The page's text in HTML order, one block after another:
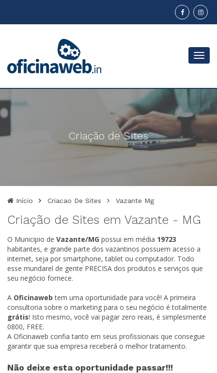
Menu
Criação de Sites
Início Criacao De Sites Vazante Mg
Criação de Sites em Vazante - MG
O Municipio de Vazante/MG possui em média 19723
habitantes, e grande parte dos vazantinos possuem acesso a
internet, seja por smartphone, tablet ou computador. Todo
esse mundarel de gente PRECISA dos produtos e serviços que
seu negócio fornece.
A Oficinaweb tem uma oportunidade para você! A primeira
consultoria sobre o marketing para o seu negócio é totalmente
grátis! Isto mesmo, você vai pagar zero reais, é simplesmente
0800, FREE.
A Oficinaweb confia tanto em seus profissionais que consegue
garantir que sua empresa receberá o melhor tratamento.
Não deixe esta oportunidade passar!!!